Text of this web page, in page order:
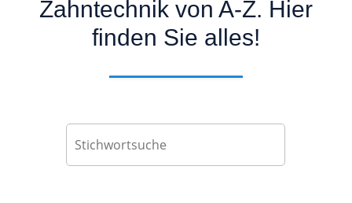
Zahntechnik von A-Z. Hier
finden Sie alles!